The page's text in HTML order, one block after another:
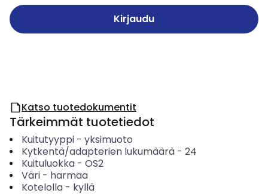
Kirjaudu
Katso tuotedokumentit
Tärkeimmät tuotetiedot
Kuitutyyppi- yksimuoto
Kytkentä/adapterien lukumäärä- 24
Kuituluokka- OS2
Väri- harmaa
Kotelolla- kyllä